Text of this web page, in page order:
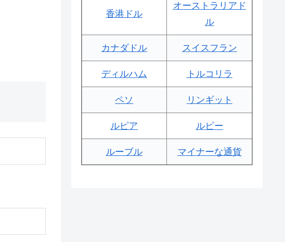
香港ドル
オーストラリアド
ル
カナダドル スイスフラン
ディルハム トルコリラ
ペソ リンギット
ルピア ルピー
ルーブル マイナーな通貨